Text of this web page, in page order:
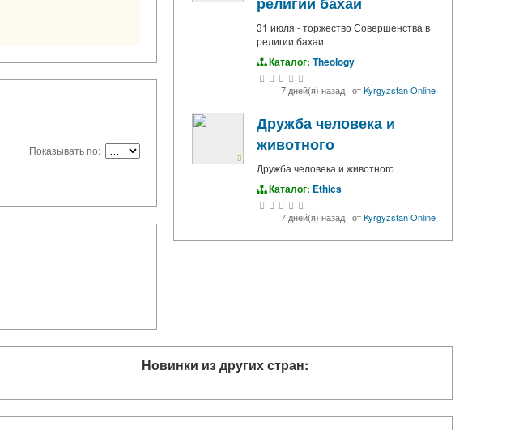
Показывать по:
31 июля - торжество Совершенства в
религии бахаи
Каталог: Theology
7 дней(я) назад· отKyrgyzstan Online
Дружба человека и
животного
Дружба человека и животного
Каталог: Ethics
7 дней(я) назад· отKyrgyzstan Online
Новинки из других стран: